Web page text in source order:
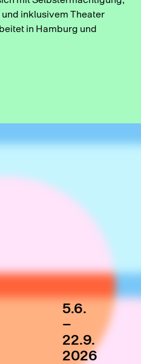
inklusivem Theater
in Hamburg und
5.6.
–
22.9.
2026